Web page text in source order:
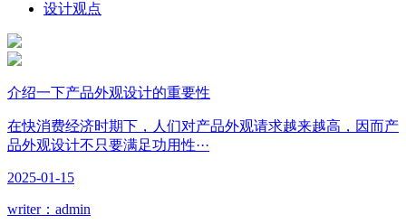
设计观点
介绍一下产品外观设计的重要性
在快消费经济时期下，人们对产品外观请求越来越高，因而产
品外观设计不只要满足功用性···
2025-01-15
writer：admin